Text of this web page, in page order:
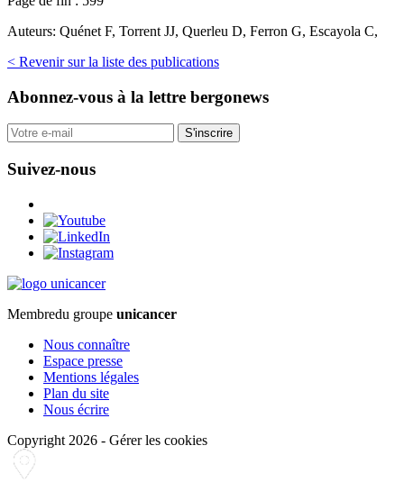
Auteurs: Quénet F, Torrent JJ, Querleu D, Ferron G, Escayola C,
< Revenir sur la liste des publications
Abonnez-vous à la lettre bergonews
S'inscrire
Suivez-nous
Membredu groupe unicancer
Nous connaître
Espace presse
Mentions légales
Plan du site
Nous écrire
Copyright 2026 - Gérer les cookies